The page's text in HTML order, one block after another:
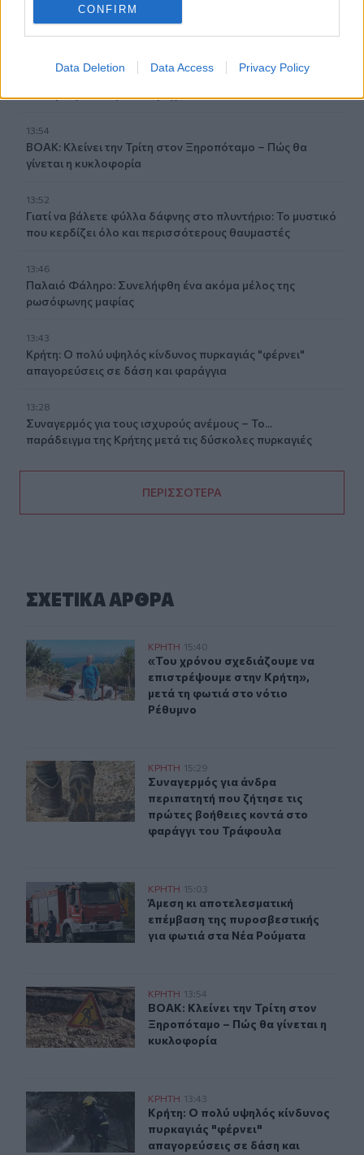
CONFIRM
Data Deletion Data Access Privacy Policy
Ορμούζ δεν σχετίζεται με τις διαπραγματεύσεις
Τεχεράνης - Ομάν
Χαλκιδική: Στο «Παπαγεωργίου» οδηγός μοτοσικλέτας
13:54
ΒΟΑΚ: Κλείνει την Τρίτη στον Ξηροπόταμο – Πώς θα
γίνεται η κυκλοφορία
13:52
Γιατί να βάλετε φύλλα δάφνης στο πλυντήριο: Το μυστικό
που κερδίζει όλο και περισσότερους θαυμαστές
13:46
Παλαιό Φάληρο: Συνελήφθη ένα ακόμα μέλος της
ρωσόφωνης μαφίας
13:43
Κρήτη: Ο πολύ υψηλός κίνδυνος πυρκαγιάς "φέρνει"
απαγορεύσεις σε δάση και φαράγγια
13:28
Συναγερμός για τους ισχυρούς ανέμους – Το...
παράδειγμα της Κρήτης μετά τις δύσκολες πυρκαγιές
ΠΕΡΙΣΣΟΤΕΡΑ
ΣΧΕΤΙΚA AΡΘΡΑ
«Του χρόνου σχεδιάζουμε να επιστρέψουμε στην
ΚΡΗΤΗ 15:40
«Του χρόνου σχεδιάζουμε να
«Του χρόνου σχεδιάζουμε να
επιστρέψουμε στην Κρήτη»,
μετά τη φωτιά στο νότιο
Ρέθυμνο
Συναγερμός για άνδρα περιπατητή που ζήτησε τις
ΚΡΗΤΗ 15:29
Συναγερμός για άνδρα
Συναγερμός για άνδρα
περιπατητή που ζήτησε τις
πρώτες βοήθειες κοντά στο
φαράγγι του Τράφουλα
Άμεση κι αποτελεσματική επέμβαση της
ΚΡΗΤΗ 15:03
Άμεση κι αποτελεσματική
Άμεση κι αποτελεσματική
επέμβαση της πυροσβεστικής
για φωτιά στα Νέα Ρούματα
ΒΟΑΚ: Κλείνει την Τρίτη στον Ξηροπόταμο – Πώς θα
ΚΡΗΤΗ 13:54
ΒΟΑΚ: Κλείνει την Τρίτη στον
ΒΟΑΚ: Κλείνει την Τρίτη στον
Ξηροπόταμο – Πώς θα γίνεται η
κυκλοφορία
Κρήτη: Ο πολύ υψηλός κίνδυνος πυρκαγιάς "φέρνει"
ΚΡΗΤΗ 13:43
Κρήτη: Ο πολύ υψηλός κίνδυνος
Κρήτη: Ο πολύ υψηλός κίνδυνος
πυρκαγιάς "φέρνει"
απαγορεύσεις σε δάση και